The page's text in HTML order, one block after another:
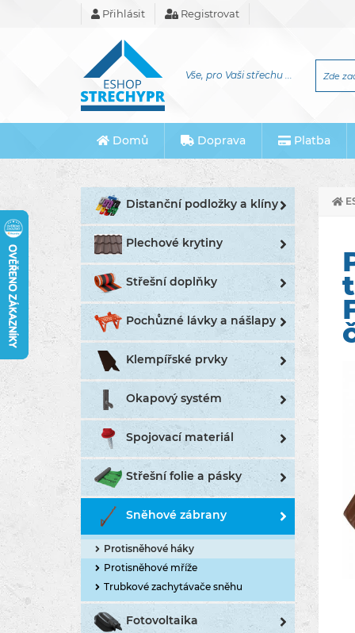
Přihlásit Registrovat
Vše, pro Vaši střechu ...
Domů Doprava Platba
Distanční podložky a klíny
Plechové krytiny
Střešní doplňky
Pochůzné lávky a nášlapy
Klempířské prvky
Okapový systém
Spojovací materiál
Střešní folie a pásky
Sněhové zábrany
Protisněhové háky
Protisněhové mříže
Trubkové zachytávače sněhu
Fotovoltaika